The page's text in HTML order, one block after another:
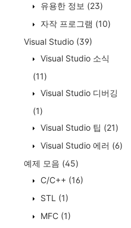
유용한 정보 (23)
자작 프로그램 (10)
Visual Studio (39)
Visual Studio 소식
(11)
Visual Studio 디버깅
(1)
Visual Studio 팁 (21)
Visual Studio 에러 (6)
예제 모음 (45)
C/C++ (16)
STL (1)
MFC (1)